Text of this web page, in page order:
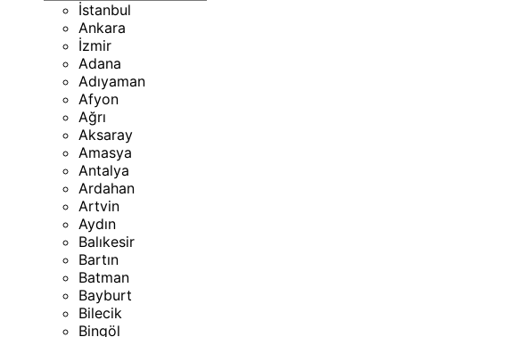
İstanbul
Ankara
İzmir
Adana
Adıyaman
Afyon
Ağrı
Aksaray
Amasya
Antalya
Ardahan
Artvin
Aydın
Balıkesir
Bartın
Batman
Bayburt
Bilecik
Bingöl